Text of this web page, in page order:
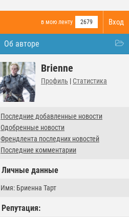
Вход
в мою ленту 2679
Об авторе
Brienne
Профиль | Статистика
Последние добавленные новости
Одобренные новости
Френдлента последних новостей
Последние комментарии
Личные данные
Имя: Бриенна Тарт
Репутация: